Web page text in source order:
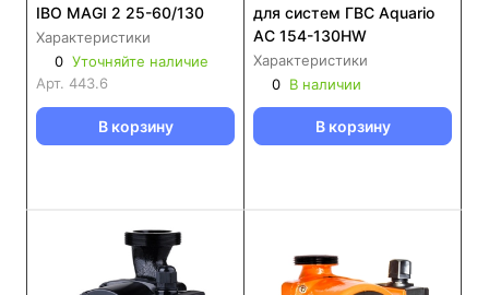
IBO MAGI 2 25-60/130
Характеристики
0 Уточняйте наличие
Арт. 443.6
В корзину
для систем ГВС Aquario
AC 154-130HW
Характеристики
0 В наличии
В корзину